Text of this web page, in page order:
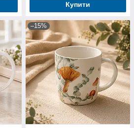
Купити
–15%